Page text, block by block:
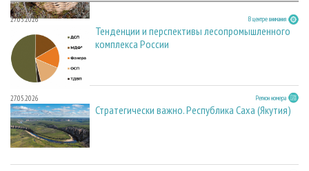
27.05.2026 В центре внимания
Тенденции и перспективы лесопромышленного
комплекса России
27.05.2026 Регион номера
Стратегически важно. Республика Саха (Якутия)